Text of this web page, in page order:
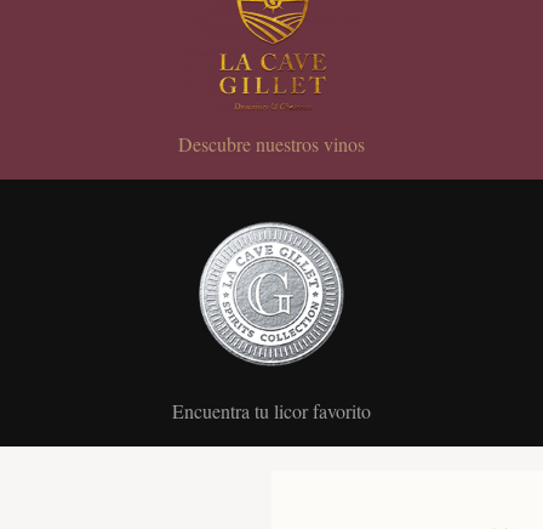
Descubre nuestros vinos
Encuentra tu licor favorito